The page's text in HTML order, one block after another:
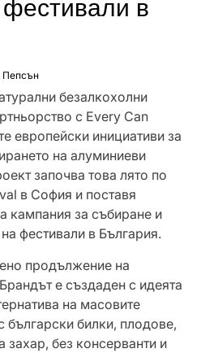
в
Пепсън
безалкохолни
с Every Can
европейски инициативи за
на алуминиеви
започва това лято по
в София и поставя
кампания за събиране и
фестивали в България.
продължение на
е създаден с идеята
на масовите
български билки, плодове,
захар, без консерванти и